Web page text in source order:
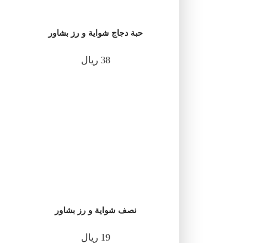
حبة دجاج شواية و رز بشاور
38 ريال
نصف شواية و رز بشاور
19 ريال